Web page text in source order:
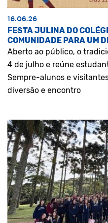
16.06.26
FESTA JULINA DO
COMUNIDADE PARA UM
Aberto ao público, o
4 de julho e reúne
Sempre-alunos e
diversão e encontro